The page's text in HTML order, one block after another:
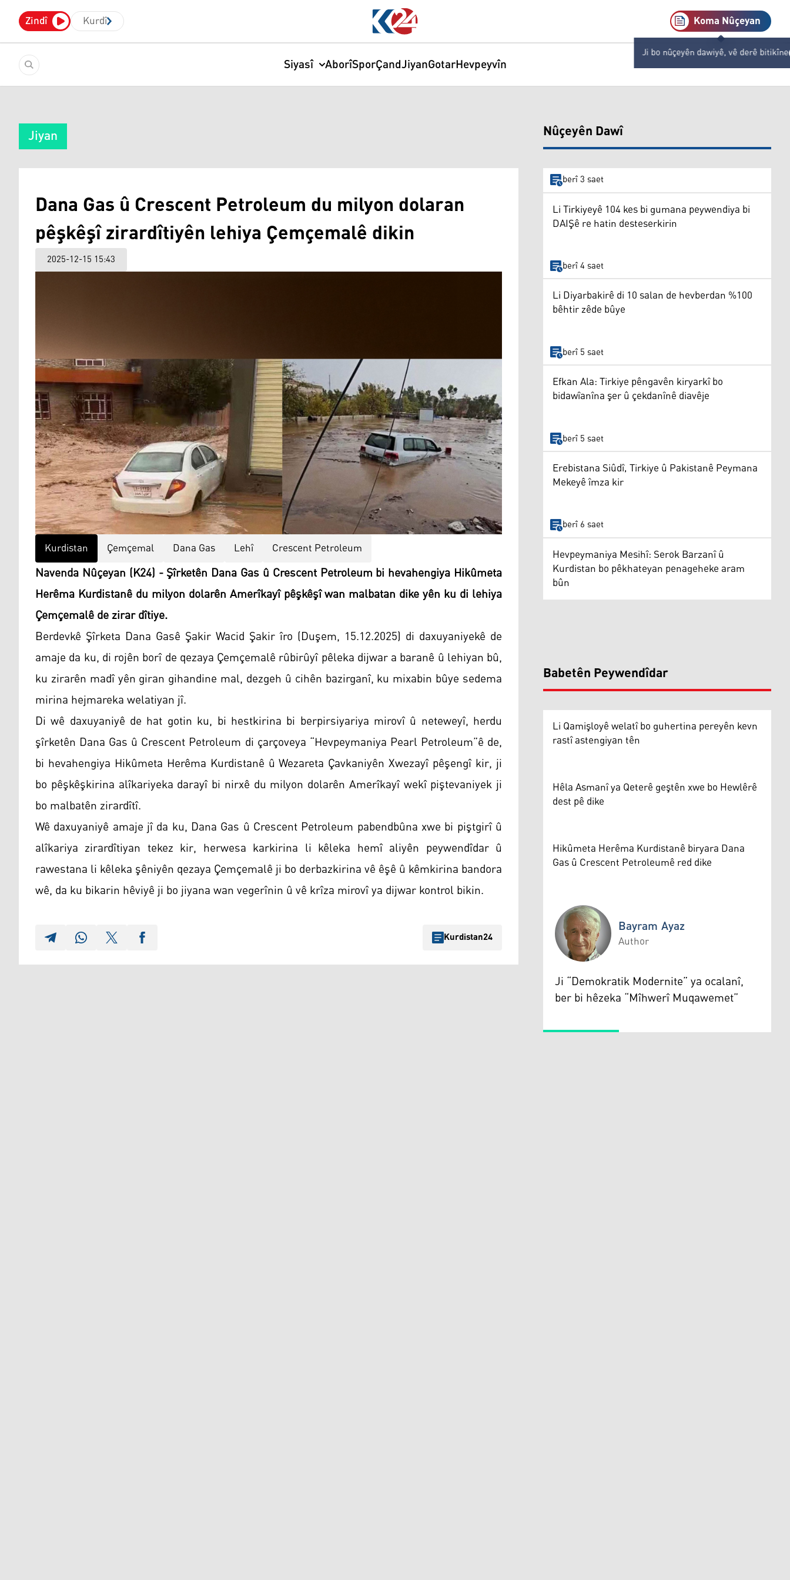
Zindî Kurdî Koma Nûçeyan
Ji bo nûçeyên dawiyê, vê derê bitikîne
Siyasî AborîSporÇandJiyanGotarHevpeyvîn
Jiyan
Dana Gas û Crescent Petroleum du milyon dolaran
pêşkêşî zirardîtiyên lehiya Çemçemalê dikin
2025-12-15 15:43
Kurdistan Çemçemal Dana Gas Lehî Crescent Petroleum
Navenda Nûçeyan (K24) - Şîrketên Dana Gas û Crescent Petroleum bi hevahengiya Hikûmeta
Herêma Kurdistanê du milyon dolarên Amerîkayî pêşkêşî wan malbatan dike yên ku di lehiya
Çemçemalê de zirar dîtiye.
Berdevkê Şîrketa Dana Gasê Şakir Wacid Şakir îro (Duşem, 15.12.2025) di daxuyaniyekê de
amaje da ku, di rojên borî de qezaya Çemçemalê rûbirûyî pêleka dijwar a baranê û lehiyan bû,
ku zirarên madî yên giran gihandine mal, dezgeh û cihên bazirganî, ku mixabin bûye sedema
mirina hejmareka welatiyan jî.
Di wê daxuyaniyê de hat gotin ku, bi hestkirina bi berpirsiyariya mirovî û neteweyî, herdu
şîrketên Dana Gas û Crescent Petroleum di çarçoveya “Hevpeymaniya Pearl Petroleum”ê de,
bi hevahengiya Hikûmeta Herêma Kurdistanê û Wezareta Çavkaniyên Xwezayî pêşengî kir, ji
bo pêşkêşkirina alîkariyeka darayî bi nirxê du milyon dolarên Amerîkayî wekî piştevaniyek ji
bo malbatên zirardîtî.
Wê daxuyaniyê amaje jî da ku, Dana Gas û Crescent Petroleum pabendbûna xwe bi piştgirî û
alîkariya zirardîtiyan tekez kir, herwesa karkirina li kêleka hemî aliyên peywendîdar û
rawestana li kêleka şêniyên qezaya Çemçemalê ji bo derbazkirina vê êşê û kêmkirina bandora
wê, da ku bikarin hêviyê ji bo jiyana wan vegerînin û vê krîza mirovî ya dijwar kontrol bikin.
Kurdistan24
Nûçeyên Dawî
berî 3 saet
Li Tirkiyeyê 104 kes bi gumana peywendiya bi
DAIŞê re hatin desteserkirin
berî 4 saet
Li Diyarbakirê di 10 salan de hevberdan %100
bêhtir zêde bûye
berî 5 saet
Efkan Ala: Tirkiye pêngavên kiryarkî bo
bidawîanîna şer û çekdanînê diavêje
berî 5 saet
Erebistana Siûdî, Tirkiye û Pakistanê Peymana
Mekeyê îmza kir
berî 6 saet
Hevpeymaniya Mesihî: Serok Barzanî û
Kurdistan bo pêkhateyan penageheke aram
bûn
Babetên Peywendîdar
Li Qamişloyê welatî bo guhertina pereyên kevn
rastî astengiyan tên
Hêla Asmanî ya Qeterê geştên xwe bo Hewlêrê
dest pê dike
Hikûmeta Herêma Kurdistanê biryara Dana
Gas û Crescent Petroleumê red dike
Bayram Ayaz
Bayram Ayaz
Author
Ji “Demokratik Modernite” ya ocalanî,
ber bi hêzeka “Mîhwerî Muqawemet”